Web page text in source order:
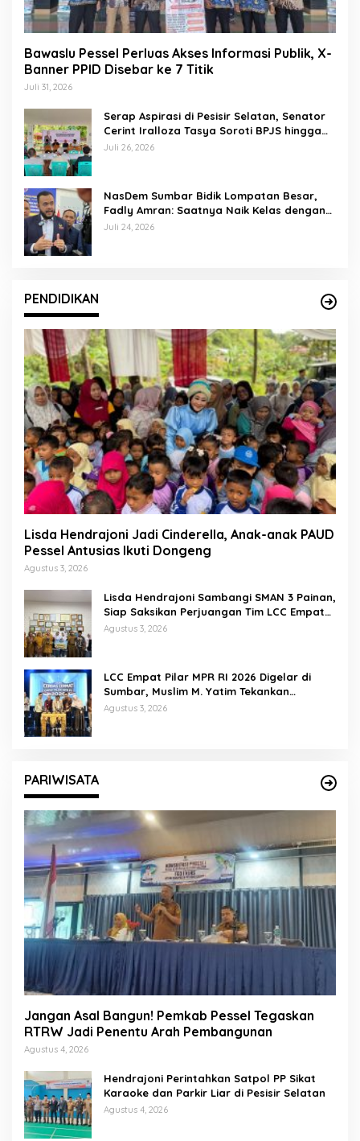
Bawaslu Pessel Perluas Akses Informasi Publik, X-
Banner PPID Disebar ke 7 Titik
Juli 31, 2026
Serap Aspirasi di Pesisir Selatan, Senator
Cerint Iralloza Tasya Soroti BPJS hingga
Kurikulum Merdeka
Juli 26, 2026
NasDem Sumbar Bidik Lompatan Besar,
Fadly Amran: Saatnya Naik Kelas dengan
Kader Berkualitas
Juli 24, 2026
PENDIDIKAN
Lisda Hendrajoni Jadi Cinderella, Anak-anak PAUD
Pessel Antusias Ikuti Dongeng
Agustus 3, 2026
Lisda Hendrajoni Sambangi SMAN 3 Painan,
Siap Saksikan Perjuangan Tim LCC Empat
Pilar di Jakarta
Agustus 3, 2026
LCC Empat Pilar MPR RI 2026 Digelar di
Sumbar, Muslim M. Yatim Tekankan
Pentingnya Karakter Generasi Muda
Agustus 3, 2026
PARIWISATA
Jangan Asal Bangun! Pemkab Pessel Tegaskan
RTRW Jadi Penentu Arah Pembangunan
Agustus 4, 2026
Hendrajoni Perintahkan Satpol PP Sikat
Karaoke dan Parkir Liar di Pesisir Selatan
Agustus 4, 2026